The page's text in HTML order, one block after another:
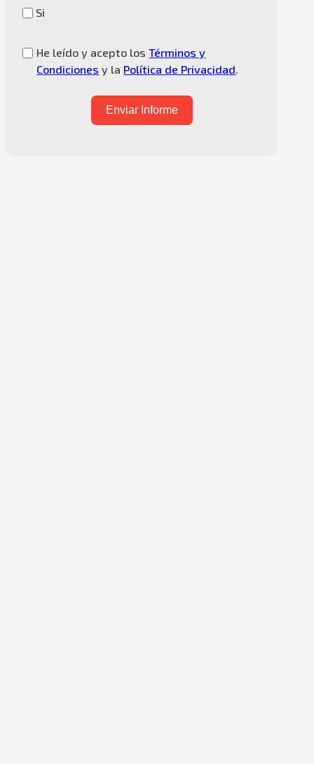
Si
He leído y acepto losTérminos y
Condiciones y la Política de Privacidad.
Enviar Informe